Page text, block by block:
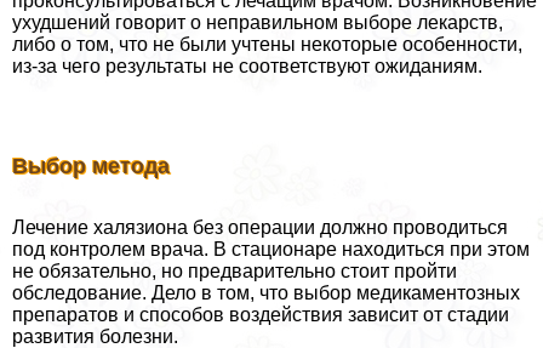
ухудшений говорит о неправильном выборе лекарств,
либо о том, что не были учтены некоторые особенности,
из-за чего результаты не соответствуют ожиданиям.
Выбор метода
Лечение халязиона без операции должно проводиться
под контролем врача. В стационаре находиться при этом
не обязательно, но предварительно стоит пройти
обследование. Дело в том, что выбор медикаментозных
препаратов и способов воздействия зависит от стадии
развития болезни.